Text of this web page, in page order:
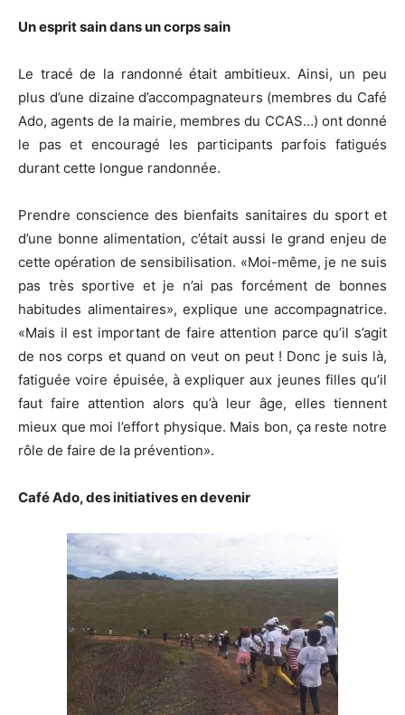
Un esprit sain dans un corps sain
Le tracé de la randonné était ambitieux. Ainsi, un peu
plus d’une dizaine d’accompagnateurs (membres du Café
Ado, agents de la mairie, membres du CCAS…) ont donné
le pas et encouragé les participants parfois fatigués
durant cette longue randonnée.
Prendre conscience des bienfaits sanitaires du sport et
d’une bonne alimentation, c’était aussi le grand enjeu de
cette opération de sensibilisation. «Moi-même, je ne suis
pas très sportive et je n’ai pas forcément de bonnes
habitudes alimentaires», explique une accompagnatrice.
«Mais il est important de faire attention parce qu’il s’agit
de nos corps et quand on veut on peut ! Donc je suis là,
fatiguée voire épuisée, à expliquer aux jeunes filles qu’il
faut faire attention alors qu’à leur âge, elles tiennent
mieux que moi l’effort physique. Mais bon, ça reste notre
rôle de faire de la prévention».
Café Ado, des initiatives en devenir